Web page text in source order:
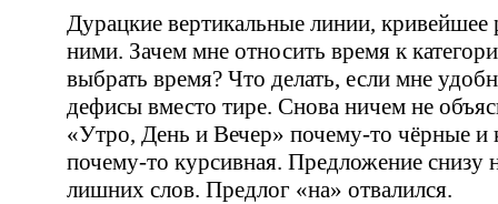
Дурацкие вертикальные линии,
ними. Зачем мне относить время к
выбрать время? Что делать, если мне
дефисы вместо тире. Снова ничем не
«Утро, День и Вечер» почему-то чёрные и
почему-то курсивная. Предложение снизу
лишних слов. Предлог «на» отвалился.